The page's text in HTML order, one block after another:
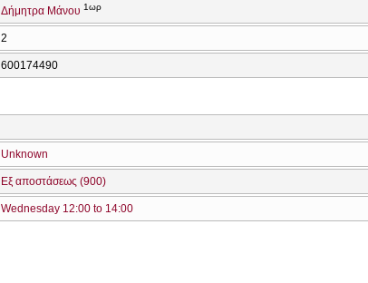
Δήμητρα Μάνου 1ωρ
2
600174490
Unknown
Εξ αποστάσεως (900)
Wednesday 12:00 to 14:00